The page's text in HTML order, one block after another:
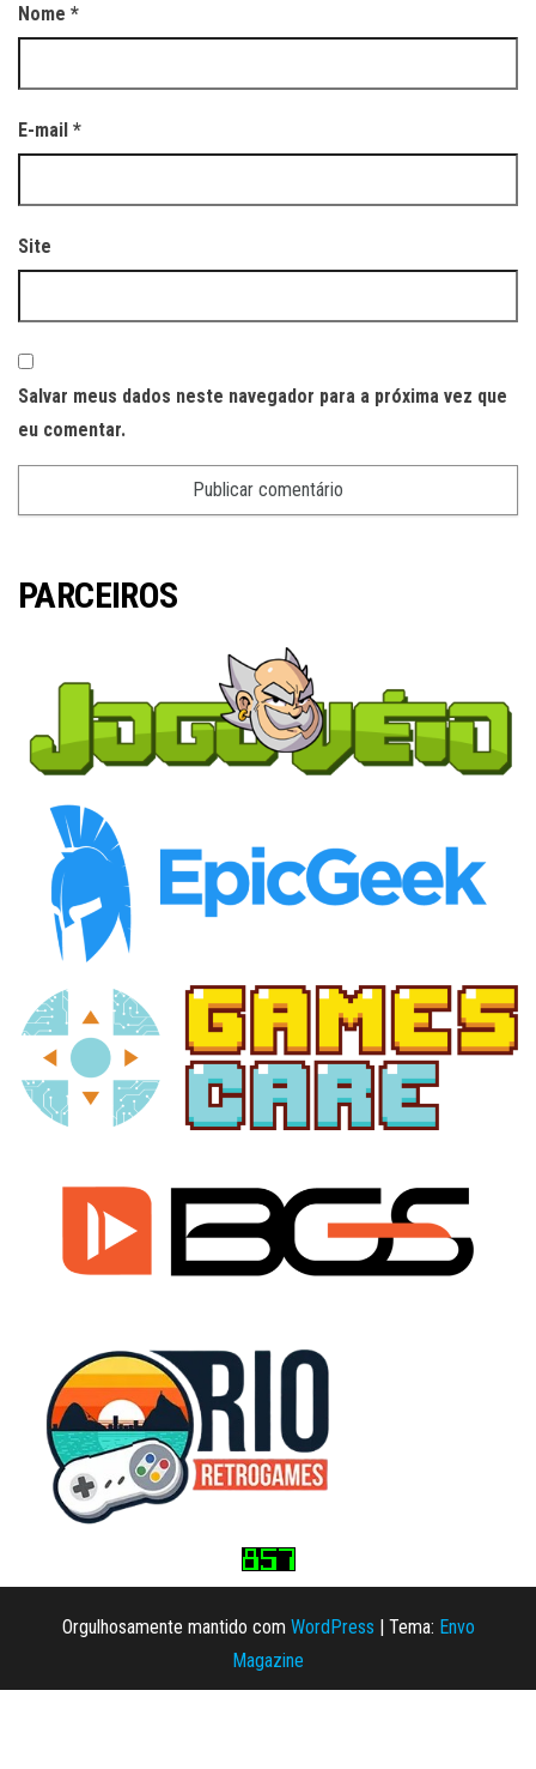
Nome *
E-mail *
Site
Salvar meus dados neste navegador para a próxima vez que
eu comentar.
PARCEIROS
Orgulhosamente mantido com WordPress Tema: Envo
Magazine